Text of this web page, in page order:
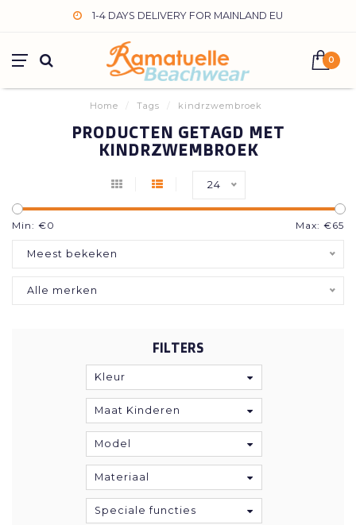
1-4 DAYS DELIVERY FOR MAINLAND EU
0
Home / Tags / kindrzwembroek
PRODUCTEN GETAGD MET
KINDRZWEMBROEK
24
Min: €0 Max: €65
Meest bekeken
Alle merken
FILTERS
Kleur
Maat Kinderen
Model
Materiaal
Speciale functies